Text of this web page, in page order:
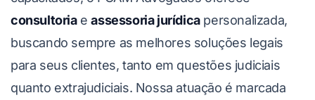
consultoriaeassessoria jurídicapersonalizada,
buscando sempre as melhores soluções legais
para seus clientes, tanto em questões judiciais
quanto extrajudiciais. Nossa atuação é marcada